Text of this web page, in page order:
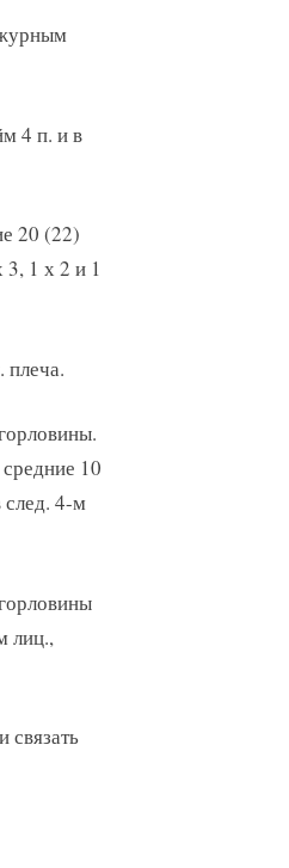
4 п. и в
20 (22)
3, 1 х 2 и 1
плеча.
10
4-м
лиц.,